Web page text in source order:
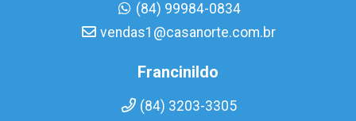
(84) 99984-0834
vendas1@casanorte.com.br
Francinildo
(84) 3203-3305